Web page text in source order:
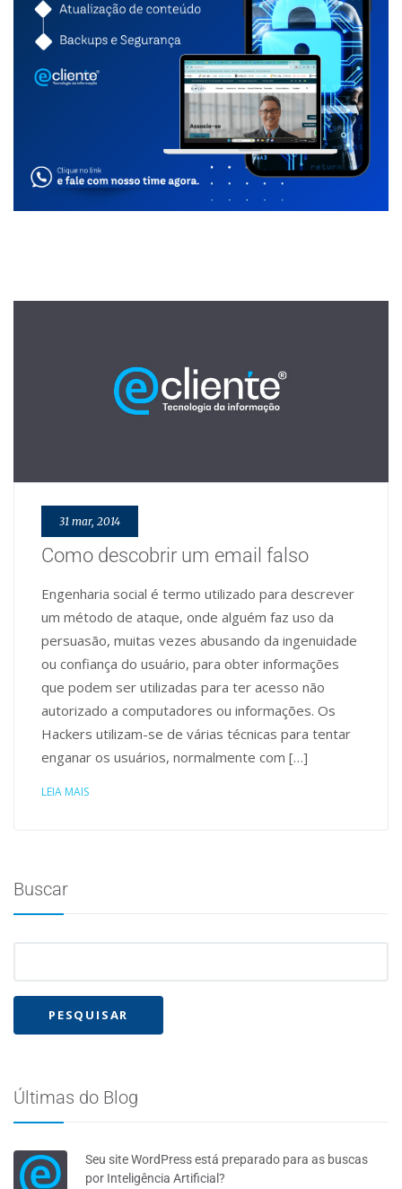
31 mar, 2014
Como descobrir um email falso
Engenharia social é termo utilizado para descrever
um método de ataque, onde alguém faz uso da
persuasão, muitas vezes abusando da ingenuidade
ou confiança do usuário, para obter informações
que podem ser utilizadas para ter acesso não
autorizado a computadores ou informações. Os
Hackers utilizam-se de várias técnicas para tentar
enganar os usuários, normalmente com […]
LEIA MAIS
Buscar
Últimas do Blog
Seu site WordPress está preparado para as buscas
por Inteligência Artificial?